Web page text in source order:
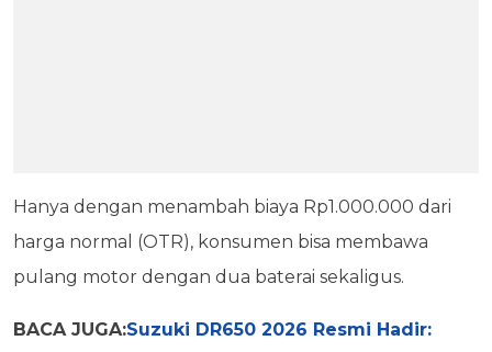
Hanya dengan menambah biaya Rp1.000.000 dari
harga normal (OTR), konsumen bisa membawa
pulang motor dengan dua baterai sekaligus.
BACA JUGA:Suzuki DR650 2026 Resmi Hadir: